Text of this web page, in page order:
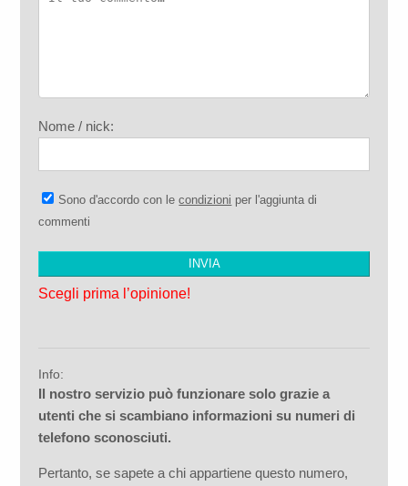
Nome / nick:
Sono d'accordo con lecondizioni per l'aggiunta di
commenti
Scegli prima l’opinione!
Info:
Il nostro servizio può funzionare solo grazie a
utenti che si scambiano informazioni su numeri di
telefono sconosciuti.
Pertanto, se sapete a chi appartiene questo numero,